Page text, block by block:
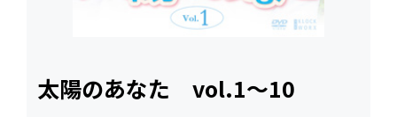
太陽のあなた vol.1～10